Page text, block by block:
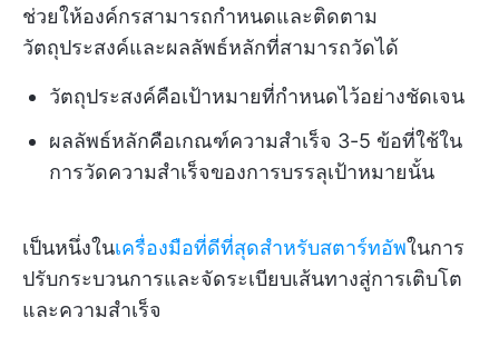
ช่วยให้องค์กรสามารถกำหนดและติดตาม
วัตถุประสงค์และผลลัพธ์หลักที่สามารถวัดได้
วัตถุประสงค์คือเป้าหมายที่กำหนดไว้อย่างชัดเจน
ผลลัพธ์หลักคือเกณฑ์ความสำเร็จ 3-5 ข้อที่ใช้ใน
การวัดความสำเร็จของการบรรลุเป้าหมายนั้น
เป็นหนึ่งในเครื่องมือที่ดีที่สุดสำหรับสตาร์ทอัพในการ
ปรับกระบวนการและจัดระเบียบเส้นทางสู่การเติบโต
และความสำเร็จ